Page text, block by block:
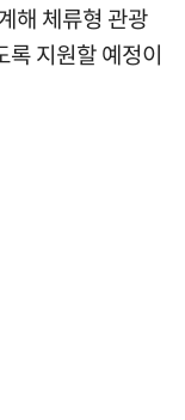
해 체류형 관광
록 지원할 예정이